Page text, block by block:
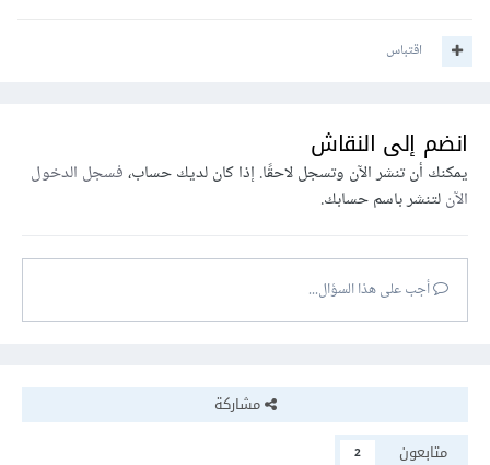
اقتباس
انضم إلى النقاش
يمكنك أن تنشر الآن وتسجل لاحقًا. إذا كان لديك حساب،فسجل الدخول
الآنلتنشر باسم حسابك.
أجب على هذا السؤال...
مشاركة
متابعون
2